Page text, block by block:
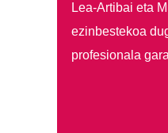
Lea-Artibai eta
ezinbestekoa
profesionala